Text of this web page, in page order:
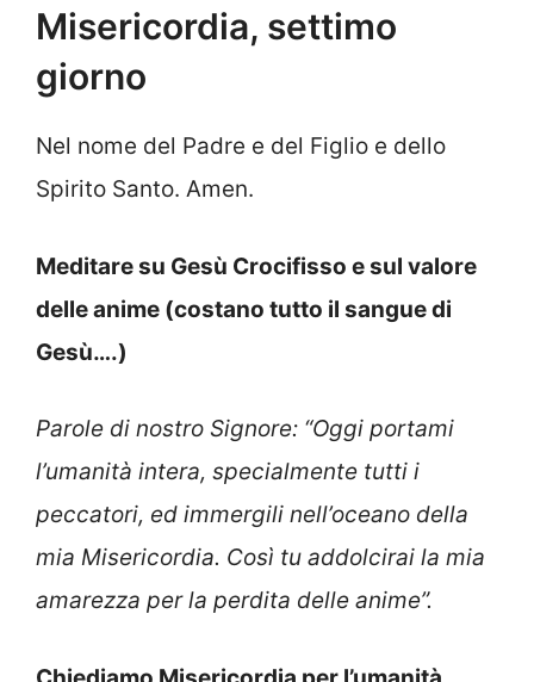
Misericordia, settimo
giorno
Nel nome del Padre e del Figlio e dello
Spirito Santo. Amen.
Meditare su Gesù Crocifisso e sul valore
delle anime (costano tutto il sangue di
Gesù….)
Parole di nostro Signore: “Oggi portami
l’umanità intera, specialmente tutti i
peccatori, ed immergili nell’oceano della
mia Misericordia. Così tu addolcirai la mia
amarezza per la perdita delle anime”.